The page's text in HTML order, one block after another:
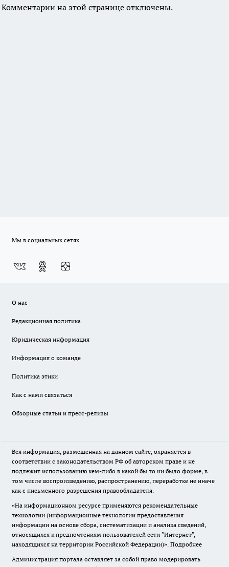
Комментарии на этой странице отключены.
Мы в социальных сетях
О нас
Редакционная политика
Юридическая информация
Информация о команде
Политика этики
Как с нами связаться
Обзорные статьи и пресс-релизы
Вся информация, размещенная на данном сайте, охраняется в
соответствии с законодательством РФ об авторском праве и не
подлежит использованию кем-либо в какой бы то ни было форме, в
том числе воспроизведению, распространению, переработке не иначе
как с письменного разрешения правообладателя.
«На информационном ресурсе применяются рекомендательные
технологии (информационные технологии предоставления
информации на основе сбора, систематизации и анализа сведений,
относящихся к предпочтениям пользователей сети "Интернет",
находящихся на территории Российской Федерации)». Подробнее
Администрация портала оставляет за собой право модерировать